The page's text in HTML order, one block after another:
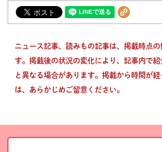
ニュース記事、読みもの記事は、掲載時点
す。掲載後の状況の変化により、記事内で
と異なる場合があります。掲載から時間が
は、あらかじめご留意ください。